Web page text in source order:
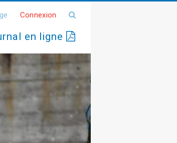
Connexion
en ligne